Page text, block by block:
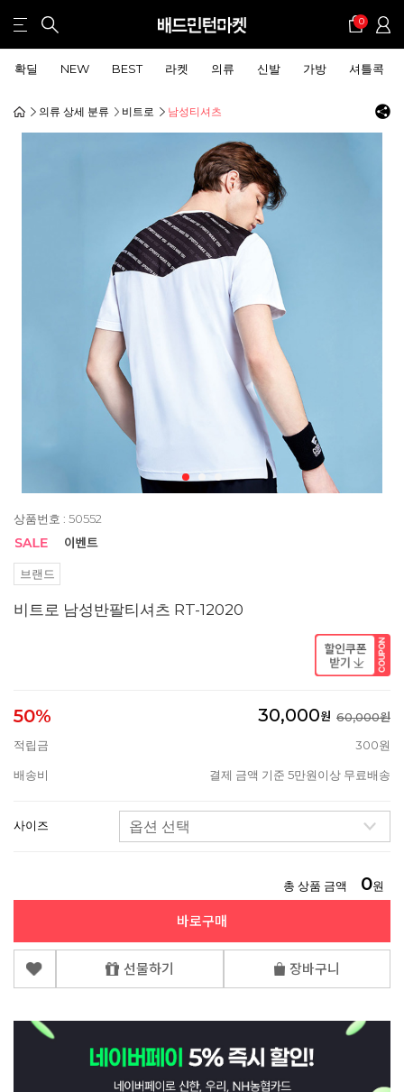
0
확딜 NEW BEST 라켓 의류 신발 가방 셔틀콕
의류 상세 분류 비트로 남성티셔츠
상품번호 : 50552
브랜드
비트로 남성반팔티셔츠 RT-12020
50% 30,000원 60,000원
적립금
300원
배송비 결제 금액 기준 5만원이상 무료배송
사이즈
총 상품 금액 0원
바로구매
선물하기 장바구니